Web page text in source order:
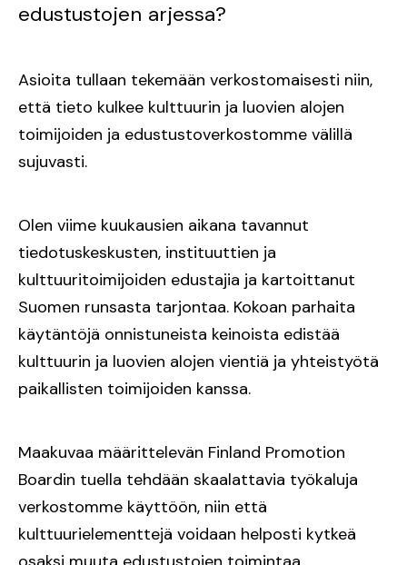
edustustojen arjessa?
Asioita tullaan tekemään verkostomaisesti niin,
että tieto kulkee kulttuurin ja luovien alojen
toimijoiden ja edustustoverkostomme välillä
sujuvasti.
Olen viime kuukausien aikana tavannut
tiedotuskeskusten, instituuttien ja
kulttuuritoimijoiden edustajia ja kartoittanut
Suomen runsasta tarjontaa. Kokoan parhaita
käytäntöjä onnistuneista keinoista edistää
kulttuurin ja luovien alojen vientiä ja yhteistyötä
paikallisten toimijoiden kanssa.
Maakuvaa määrittelevän Finland Promotion
Boardin tuella tehdään skaalattavia työkaluja
verkostomme käyttöön, niin että
kulttuurielementtejä voidaan helposti kytkeä